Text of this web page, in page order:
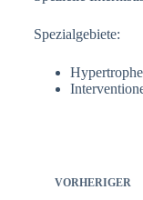
Spezialgebiete:
VORHERIGER